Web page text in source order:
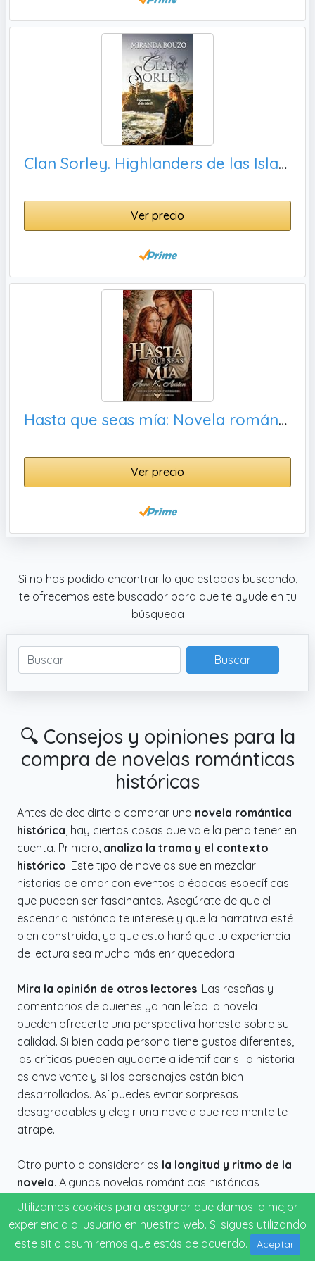
Clan Sorley. Highlanders de las Islas II: Novela romántica histórica en Escocia. (Highlanders de las Islas. nº 2)
Ver precio
Hasta que seas mía: Novela romántica histórica en Escocia. (Los Cuervos de Perthshire nº 5)
Ver precio
Si no has podido encontrar lo que estabas buscando,
te ofrecemos este buscador para que te ayude en tu
búsqueda
Buscar
🔍 Consejos y opiniones para la
compra de novelas románticas
históricas
Antes de decidirte a comprar una novela romántica
histórica, hay ciertas cosas que vale la pena tener en
cuenta. Primero, analiza la trama y el contexto
histórico. Este tipo de novelas suelen mezclar
historias de amor con eventos o épocas específicas
que pueden ser fascinantes. Asegúrate de que el
escenario histórico te interese y que la narrativa esté
bien construida, ya que esto hará que tu experiencia
de lectura sea mucho más enriquecedora.
Mira la opinión de otros lectores. Las reseñas y
comentarios de quienes ya han leído la novela
pueden ofrecerte una perspectiva honesta sobre su
calidad. Si bien cada persona tiene gustos diferentes,
las críticas pueden ayudarte a identificar si la historia
es envolvente y si los personajes están bien
desarrollados. Así puedes evitar sorpresas
desagradables y elegir una novela que realmente te
atrape.
Otro punto a considerar es la longitud y ritmo de la
novela. Algunas novelas románticas históricas
pueden ser extensas o irregulares en su ritmo, lo cual
puede afectar tu disfrute. Si prefieres una lectura más
ligera o rápida, busca libros que se adapten a tu
estilo. La duración de la historia puede influir en tu
Utilizamos cookies para asegurar que damos la mejor
experiencia al usuario en nuestra web. Si sigues utilizando
este sitio asumiremos que estás de acuerdo.
Aceptar